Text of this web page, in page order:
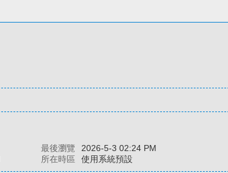
最後瀏覽
2026-5-3 02:24 PM
所在時區 使用系統預設